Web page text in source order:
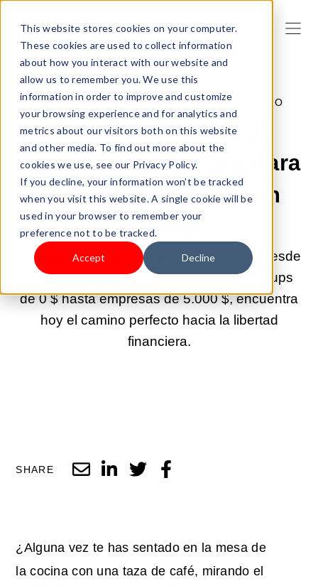
This website stores cookies on your computer.
These cookies are used to collect information
about how you interact with our website and
allow us to remember you. We use this
information in order to improve and customize
your browsing experience and for analytics and
metrics about our visitors both on this website
and other media. To find out more about the
cookies we use, see our Privacy Policy.
If you decline, your information won’t be tracked
when you visit this website. A single cookie will be
used in your browser to remember your
preference not to be tracked.
Accept Decline
13-FEB-2026 10:40:09 |CREAR UN NEGOCIO
50 ideas rentables de
negocios desde casa para
mujeres (sin inversión
inicial)
Explora 50 ideas de negocios rentables desde
casa para mujeres en 2026. Desde startups
de 0 $ hasta empresas de 5.000 $, encuentra
hoy el camino perfecto hacia la libertad
financiera.
SHARE
¿Alguna vez te has sentado en la mesa de
la cocina con una taza de café, mirando el